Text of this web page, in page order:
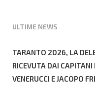
ULTIME NEWS
TARANTO 2026, LA
RICEVUTA DAI
VENERUCCI E JACOPO